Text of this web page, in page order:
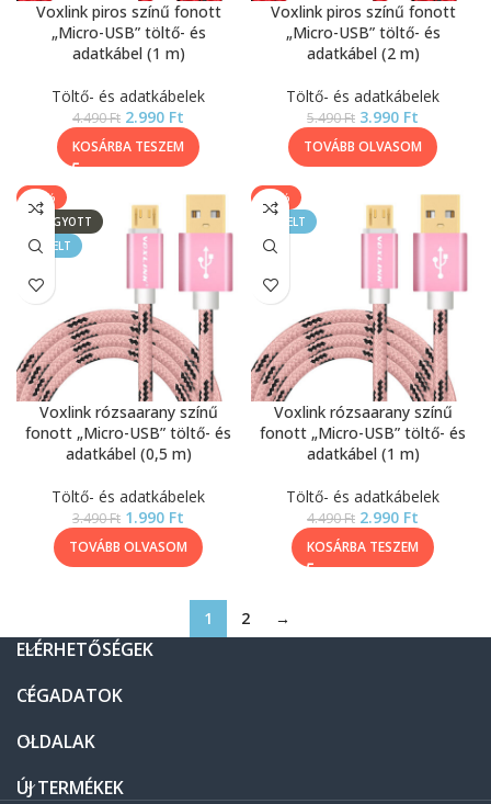
Voxlink piros színű fonott
„Micro-USB” töltő- és
adatkábel (1 m)
Töltő- és adatkábelek
4.490Ft 2.990 Ft
KOSÁRBA TESZEM
Voxlink piros színű fonott
„Micro-USB” töltő- és
adatkábel (2 m)
Töltő- és adatkábelek
5.490Ft 3.990 Ft
TOVÁBB OLVASOM
-43%
ELFOGYOTT
KIEMELT
Voxlink rózsaarany színű
fonott „Micro-USB” töltő- és
adatkábel (0,5 m)
Töltő- és adatkábelek
3.490Ft 1.990 Ft
TOVÁBB OLVASOM
-33%
KIEMELT
Voxlink rózsaarany színű
fonott „Micro-USB” töltő- és
adatkábel (1 m)
Töltő- és adatkábelek
4.490Ft 2.990 Ft
KOSÁRBA TESZEM
1 2 →
ELÉRHETŐSÉGEK
CÉGADATOK
OLDALAK
ÚJ TERMÉKEK